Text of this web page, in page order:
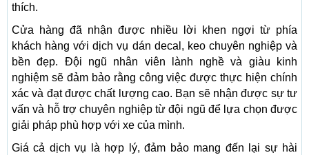
thích.
Cửa hàng đã nhận được nhiều lời khen ngợi từ phía
khách hàng với dịch vụ dán decal, keo chuyên nghiệp và
bền đẹp. Đội ngũ nhân viên lành nghề và giàu kinh
nghiệm sẽ đảm bảo rằng công việc được thực hiện chính
xác và đạt được chất lượng cao. Bạn sẽ nhận được sự tư
vấn và hỗ trợ chuyên nghiệp từ đội ngũ để lựa chọn được
giải pháp phù hợp với xe của mình.
Giá cả dịch vụ là hợp lý, đảm bảo mang đến lại sự hài